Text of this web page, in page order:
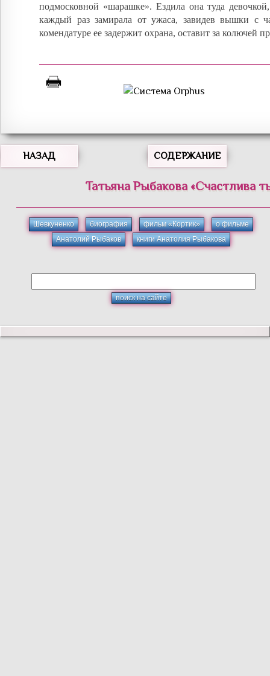
подмосковной «шарашке». Ездила она туда
каждый раз замирала от ужаса, завидев вышки с
комендатуре ее задержит охрана, оставит за колючей
НАЗАД СОДЕРЖАНИЕ
Татьяна Рыбакова «Счастлива
Шевкуненко биография фильм «Кортик»
о фильме
Анатолий Рыбаков
книги Анатолия Рыбакова